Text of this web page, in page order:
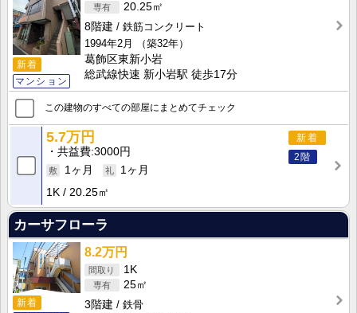
新着
マンション
20.25㎡
8階建
鉄筋コンクリート
1994年2月
（築32年）
葛飾区東新小岩
総武線快速 新小岩駅 徒歩17分
この建物のすべての部屋にまとめてチェック
新着
2階
5.7万円
共益費 3000円
1ヶ月
1ヶ月
1K
20.25㎡
カーサフローラ
新着
8.2万円
1K
25㎡
3階建
鉄骨